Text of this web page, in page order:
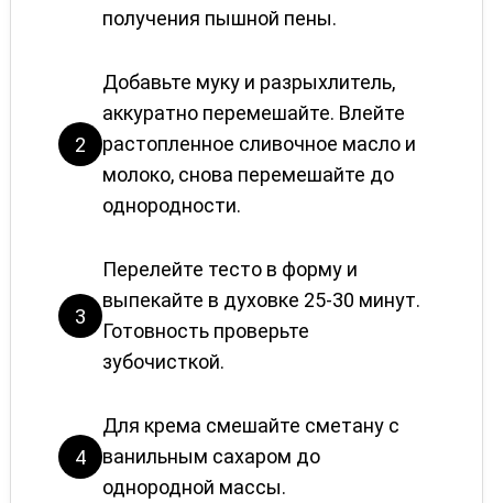
получения пышной пены.
2
Добавьте муку и разрыхлитель,
аккуратно перемешайте. Влейте
растопленное сливочное масло и
молоко, снова перемешайте до
однородности.
3
Перелейте тесто в форму и
выпекайте в духовке 25-30 минут.
Готовность проверьте
зубочисткой.
4
Для крема смешайте сметану с
ванильным сахаром до
однородной массы.